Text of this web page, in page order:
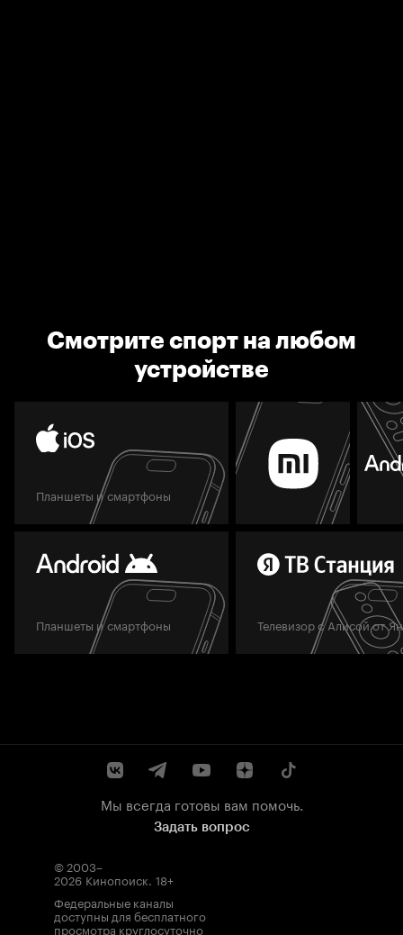
Смотрите спорт на любом
устройстве
Планшеты и смартфоны
Планшеты и смартфоны Телевизор с Алисой от
Мы всегда готовы вам помочь.
Задать вопрос
© 2003–
2026 Кинопоиск. 18+
Федеральные каналы
доступны для бесплатного
просмотра круглосуточно